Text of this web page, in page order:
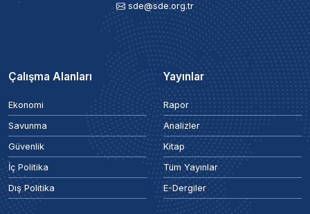
sde@sde.org.tr
Çalışma Alanları
Ekonomi
Savunma
Güvenlik
İç Politika
Dış Politika
Yayınlar
Rapor
Analizler
Kitap
Tüm Yayınlar
E-Dergiler